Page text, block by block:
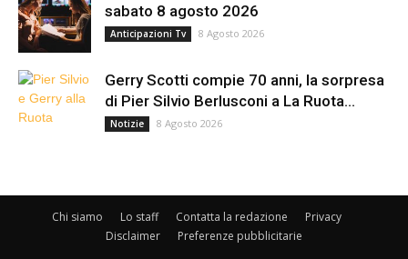
sabato 8 agosto 2026
Anticipazioni Tv 8 Agosto 2026
Gerry Scotti compie 70 anni, la sorpresa
di Pier Silvio Berlusconi a La Ruota...
Notizie 8 Agosto 2026
Chi siamo Lo staff Contatta la redazione
Privacy
Disclaimer
Preferenze pubblicitarie